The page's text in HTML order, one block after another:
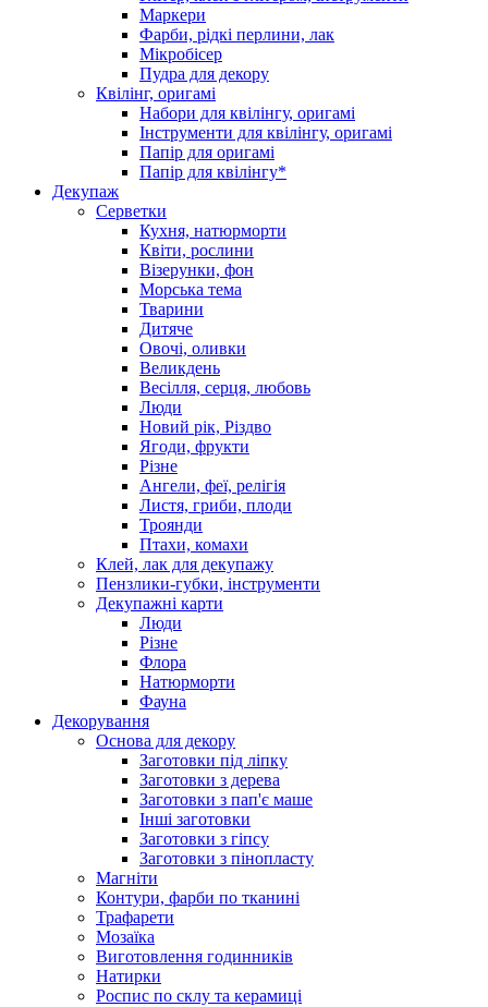
Маркери
Фарби, рідкі перлини, лак
Мікробісер
Пудра для декору
Квілінг, оригамі
Набори для квілінгу, оригамі
Інструменти для квілінгу, оригамі
Папір для оригамі
Папір для квілінгу*
Декупаж
Серветки
Кухня, натюрморти
Квіти, рослини
Візерунки, фон
Морська тема
Тварини
Дитяче
Овочі, оливки
Великдень
Весілля, серця, любовь
Люди
Новий рік, Різдво
Ягоди, фрукти
Різне
Ангели, феї, релігія
Листя, гриби, плоди
Троянди
Птахи, комахи
Клей, лак для декупажу
Пензлики-губки, інструменти
Декупажні карти
Люди
Різне
Флора
Натюрморти
Фауна
Декорування
Основа для декору
Заготовки під ліпку
Заготовки з дерева
Заготовки з пап'є маше
Інші заготовки
Заготовки з гіпсу
Заготовки з пінопласту
Магніти
Контури, фарби по тканині
Трафарети
Мозаїка
Виготовлення годинників
Натирки
Роспис по склу та керамиці